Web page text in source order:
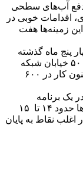
دفع آب‌های سطحی
خوبی در
زمینه‌ها هفت
پنج ماه گذشته
پیگیری کار آغاز شده است. در این مدت حدود ۵۰۰ خیابان شبکه
گذاری فاضلاب انجام و مشکلات آن حل شد. اکنون کار در ۶۰۰
یک برنامه
تلویزیونی صحبت می‌کرد، گفت: در پی بارندگی‌ها حدود ۱۴ تا ۱۵
اغلب نقاط به پایان